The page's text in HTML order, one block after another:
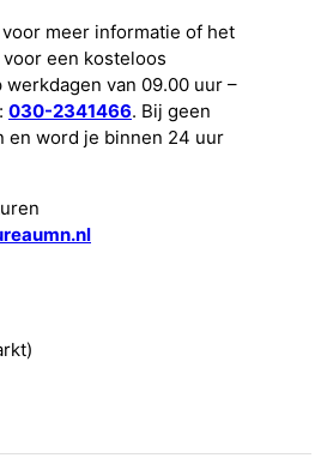
meer informatie of het
een kosteloos
van 09.00 uur –
030-2341466. Bij geen
en word je binnen 24 uur